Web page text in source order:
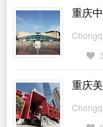
重庆
重庆